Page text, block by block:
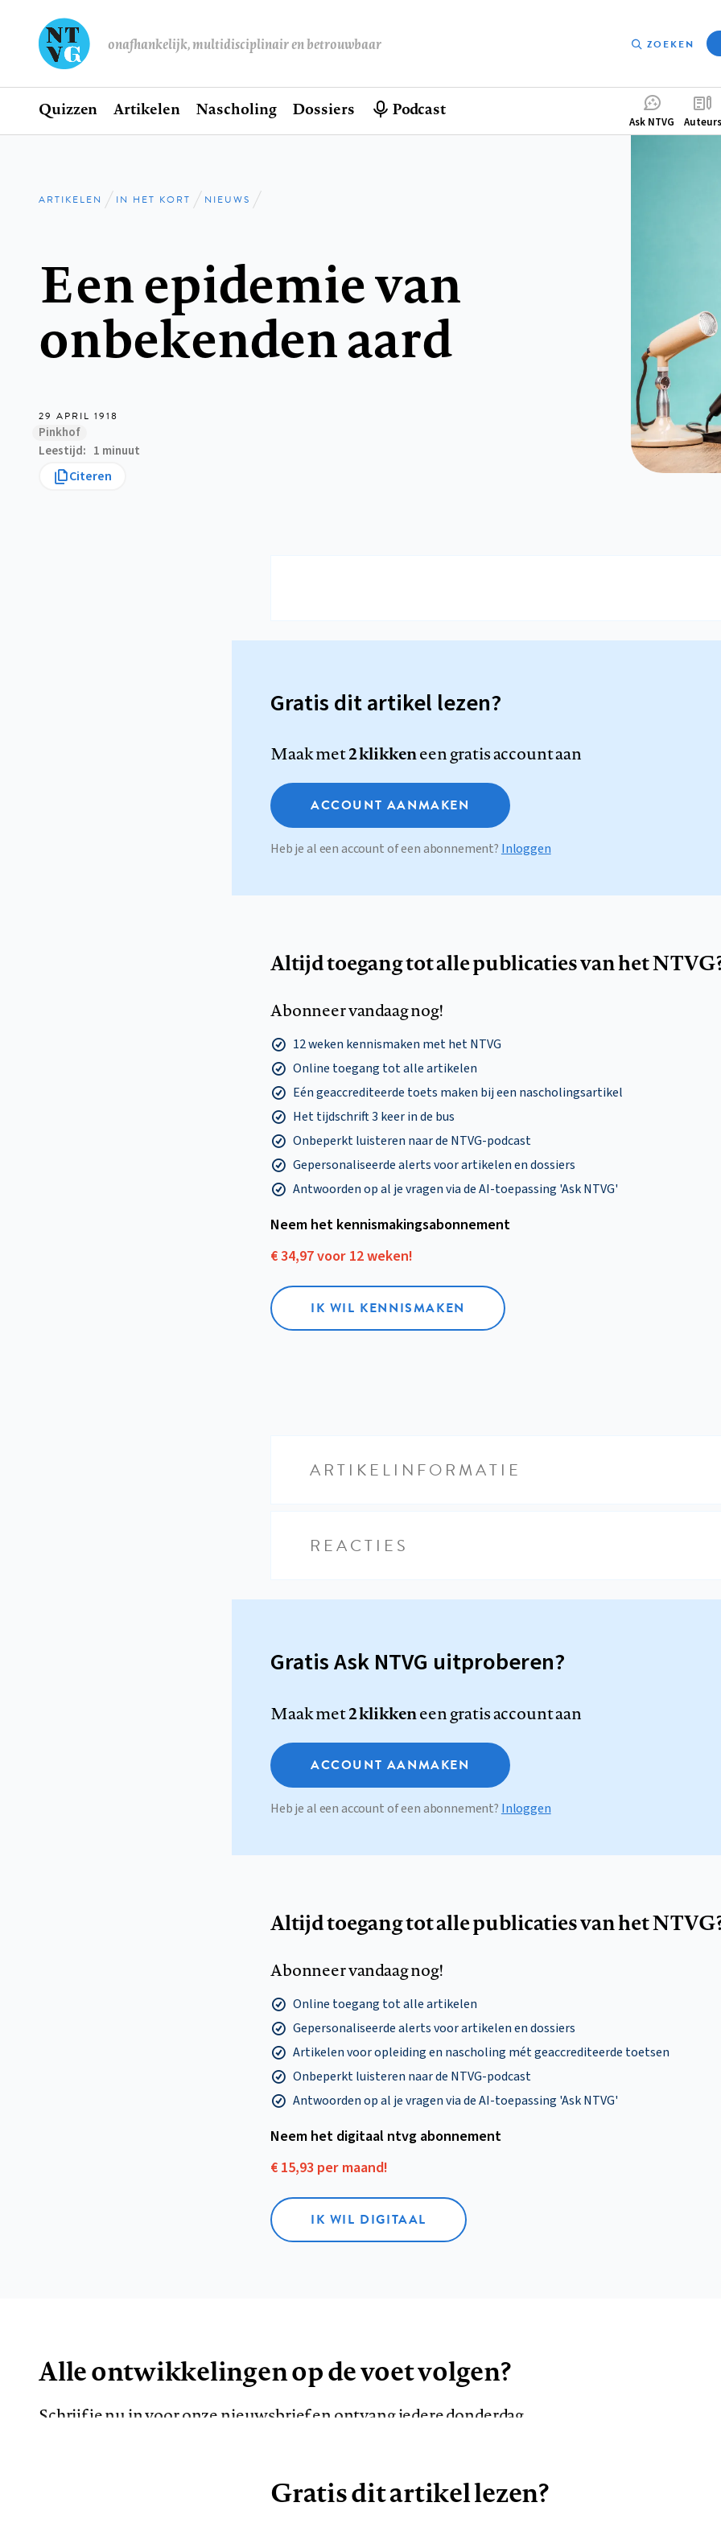
onafhankelijk, multidisciplinair en betrouwbaar ZOEKEN
Hoofdnavigatie
Home
Quizzen Artikelen Nascholing Dossiers Podcast
Ask NTVG Auteurs
Kruimelpad
ARTIKELEN IN HET KORT NIEUWS
Een epidemie van
onbekenden aard
29 APRIL 1918
Pinkhof
Leestijd
1 minuut
Citeren
Gratis dit artikel lezen?
Maak met2 klikkeneen gratis account aan
ACCOUNT AANMAKEN
Heb je al een account of een abonnement? Inloggen
Altijd toegang tot alle publicaties van het
Abonneer vandaag nog!
12 weken kennismaken met het NTVG
Online toegang tot alle artikelen
Eén geaccrediteerde toets maken bij een nascholingsartikel
Het tijdschrift 3 keer in de bus
Onbeperkt luisteren naar de NTVG-podcast
Gepersonaliseerde alerts voor artikelen en dossiers
Antwoorden op al je vragen via de AI-toepassing 'Ask NTVG'
Neem het kennismakings­abonnement
€ 34,97 voor 12 weken!
IK WIL KENNISMAKEN
ARTIKELINFORMATIE
REACTIES
Gratis Ask NTVG uitproberen?
Maak met2 klikkeneen gratis account aan
ACCOUNT AANMAKEN
Heb je al een account of een abonnement? Inloggen
Altijd toegang tot alle publicaties van het
Abonneer vandaag nog!
Online toegang tot alle artikelen
Gepersonaliseerde alerts voor artikelen en dossiers
Artikelen voor opleiding en nascholing mét geaccrediteerde toetsen
Onbeperkt luisteren naar de NTVG-podcast
Antwoorden op al je vragen via de AI-toepassing 'Ask NTVG'
Neem het digitaal ntvg abonnement
€ 15,93 per maand!
IK WIL DIGITAAL
Alle ontwikkelingen op de voet volgen?
Schrijf je nu in voor onze nieuwsbrief en ontvang iedere donderdag
AANMELDEN
Gratis dit artikel lezen?